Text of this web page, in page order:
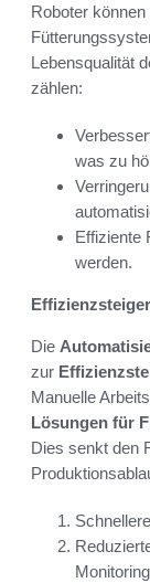
Roboter
Lebensqualität
zählen:
was zu
Effiziente
werden.
Die
zur
Manuelle
Lösungen für
Dies senkt den